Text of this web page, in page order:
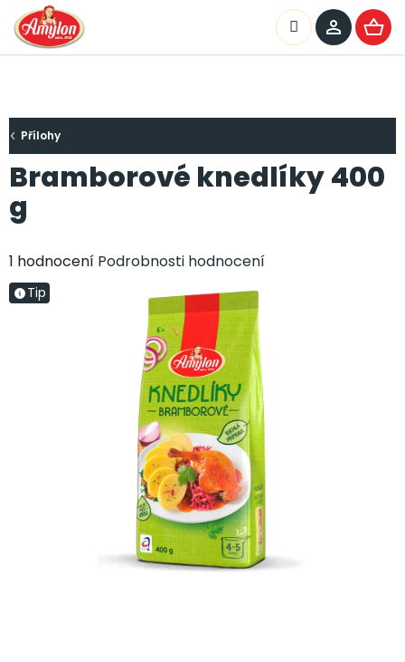
Přejít
na
obsah
Hledat
Přílohy
Bramborové knedlíky 400
g
Průměrné
hodnocení
produktu
1 hodnocení Podrobnosti hodnocení
Tip